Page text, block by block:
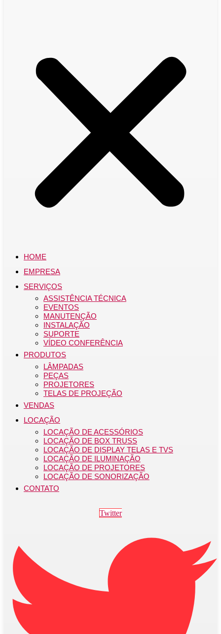
HOME
EMPRESA
SERVIÇOS
ASSISTÊNCIA TÉCNICA
EVENTOS
MANUTENÇÃO
INSTALAÇÃO
SUPORTE
VÍDEO CONFERÊNCIA
PRODUTOS
LÂMPADAS
PEÇAS
PROJETORES
TELAS DE PROJEÇÃO
VENDAS
LOCAÇÃO
LOCAÇÃO DE ACESSÓRIOS
LOCAÇÃO DE BOX TRUSS
LOCAÇÃO DE DISPLAY TELAS E TVS
LOCAÇÃO DE ILUMINAÇÃO
LOCAÇÃO DE PROJETORES
LOCAÇÃO DE SONORIZAÇÃO
CONTATO
Twitter